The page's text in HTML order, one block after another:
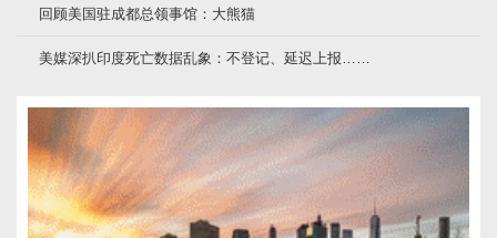
回顾美国驻成都总领事馆：大熊猫
美媒深扒印度死亡数据乱象：不登记、延迟上报……